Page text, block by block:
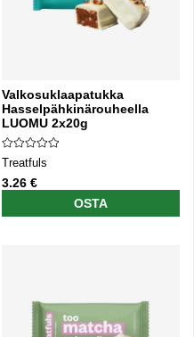
Valkosuklaapatukka
Hasselpähkinärouheella
LUOMU 2x20g
Treatfuls
3.26 €
OSTA